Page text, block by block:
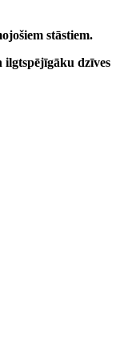
stāstiem.
dzīves